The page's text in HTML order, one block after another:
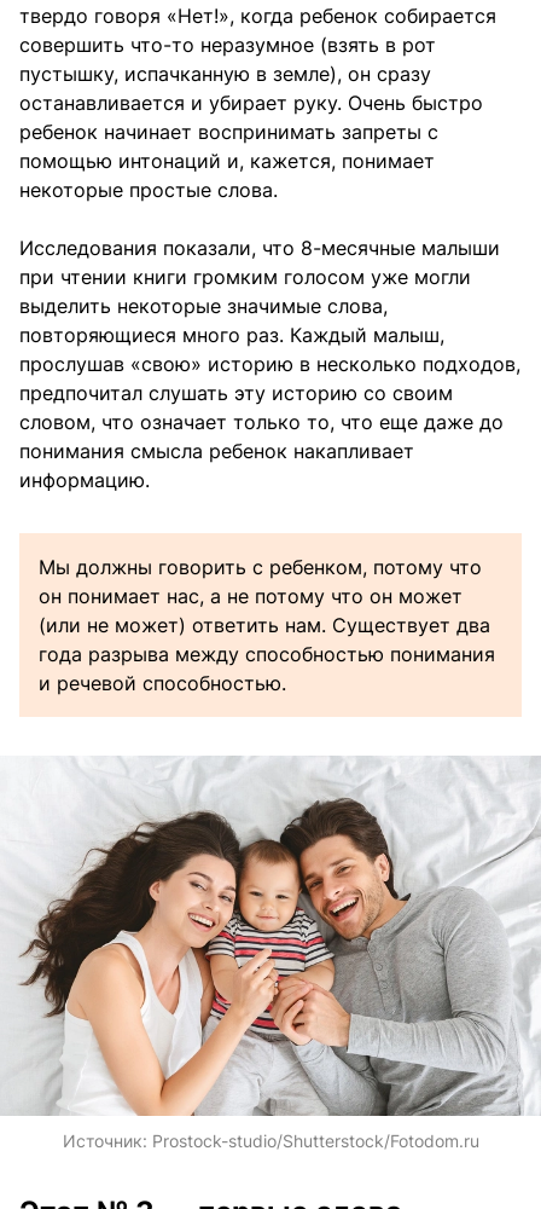
твердо говоря «Нет!», когда ребенок собирается
совершить что-то неразумное (взять в рот
пустышку, испачканную в земле), он сразу
останавливается и убирает руку. Очень быстро
ребенок начинает воспринимать запреты с
помощью интонаций и, кажется, понимает
некоторые простые слова.
Исследования показали, что 8-месячные малыши
при чтении книги громким голосом уже могли
выделить некоторые значимые слова,
повторяющиеся много раз. Каждый малыш,
прослушав «свою» историю в несколько подходов,
предпочитал слушать эту историю со своим
словом, что означает только то, что еще даже до
понимания смысла ребенок накапливает
информацию.
Мы должны говорить с ребенком, потому что
он понимает нас, а не потому что он может
(или не может) ответить нам. Существует два
года разрыва между способностью понимания
и речевой способностью.
Источник: Prostock-studio/Shutterstock/Fotodom.ru